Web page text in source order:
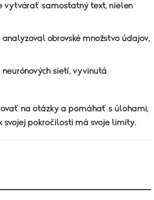
vytvárať samostatný text, nielen
obrovské množstvo údajov,
sietí, vyvinutá
na otázky a pomáhať s úlohami,
svojej pokročilosti má svoje limity.